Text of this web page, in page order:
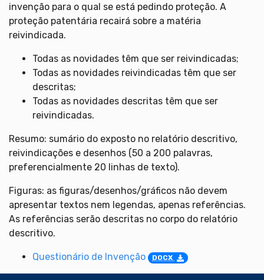
invenção para o qual se está pedindo proteção. A
proteção patentária recairá sobre a matéria
reivindicada.
Todas as novidades têm que ser reivindicadas;
Todas as novidades reivindicadas têm que ser
descritas;
Todas as novidades descritas têm que ser
reivindicadas.
Resumo: sumário do exposto no relatório descritivo,
reivindicações e desenhos (50 a 200 palavras,
preferencialmente 20 linhas de texto).
Figuras: as figuras/desenhos/gráficos não devem
apresentar textos nem legendas, apenas referências.
As referências serão descritas no corpo do relatório
descritivo.
Questionário de Invenção DOCX